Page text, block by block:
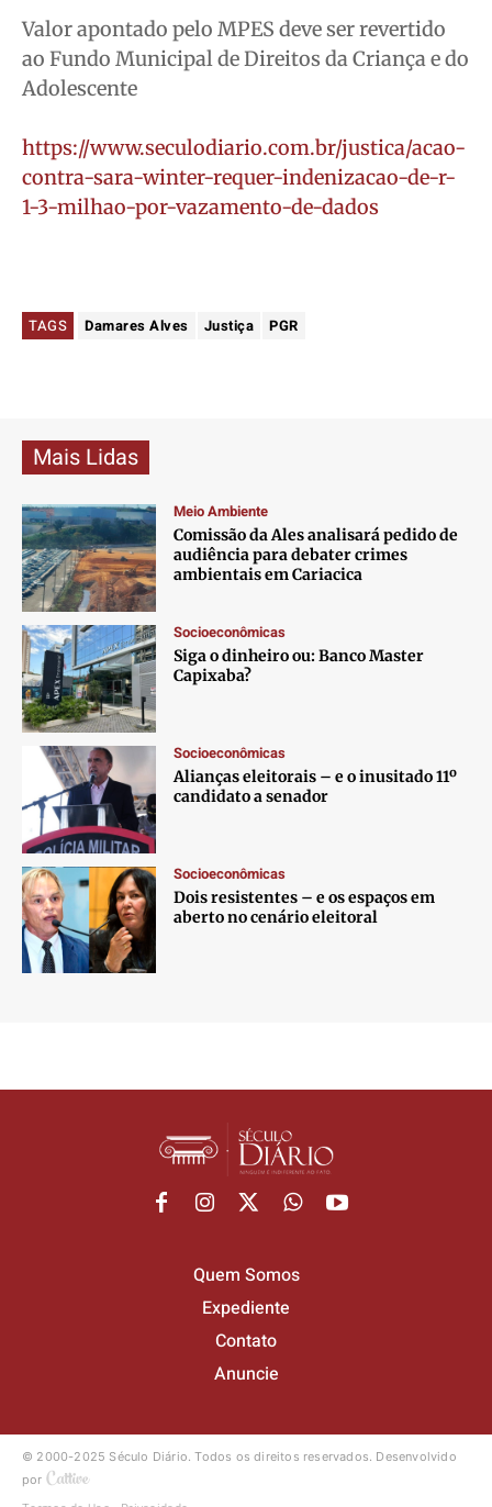
Valor apontado pelo MPES deve ser revertido
ao Fundo Municipal de Direitos da Criança e do
Adolescente
https://www.seculodiario.com.br/justica/acao-
contra-sara-winter-requer-indenizacao-de-r-
1-3-milhao-por-vazamento-de-dados
TAGS Damares Alves Justiça PGR
Mais Lidas
Meio Ambiente
Comissão da Ales analisará pedido de
audiência para debater crimes
ambientais em Cariacica
Socioeconômicas
Siga o dinheiro ou: Banco Master
Capixaba?
Socioeconômicas
Alianças eleitorais – e o inusitado 11º
candidato a senador
Socioeconômicas
Dois resistentes – e os espaços em
aberto no cenário eleitoral
Quem Somos
Expediente
Contato
Anuncie
© 2000-2025 Século Diário.Todos os direitos reservados. Desenvolvido
por